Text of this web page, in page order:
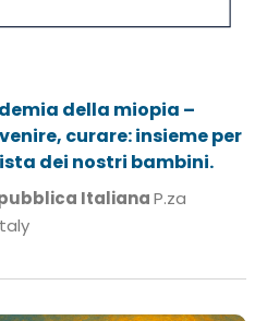
della miopia –
curare: insieme per
dei nostri bambini.
ItalianaP.za